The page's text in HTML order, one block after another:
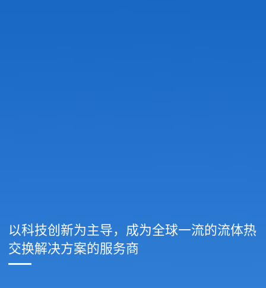
以科技创新为主导，成为全球一流的流体热
交换解决方案的服务商